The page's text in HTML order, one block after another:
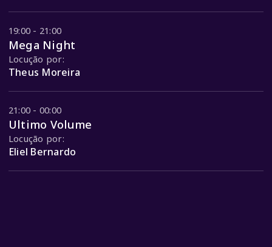
19:00 - 21:00
Mega Night
Locução por:
Theus Moreira
21:00 - 00:00
Ultimo Volume
Locução por:
Eliel Bernardo